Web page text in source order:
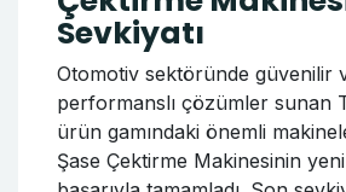
SAMSUN'DAKİ
JANT LASTİK'E
FIRINI SETİ